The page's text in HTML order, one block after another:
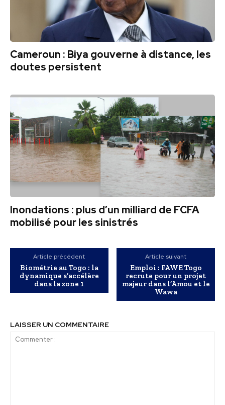
Cameroun : Biya gouverne à distance, les
doutes persistent
Inondations : plus d’un milliard de FCFA
mobilisé pour les sinistrés
Article précédent
Biométrie au Togo : la
dynamique s’accélère
dans la zone 1
Article suivant
Emploi : FAWE Togo
recrute pour un projet
majeur dans l’Amou et le
Wawa
LAISSER UN COMMENTAIRE